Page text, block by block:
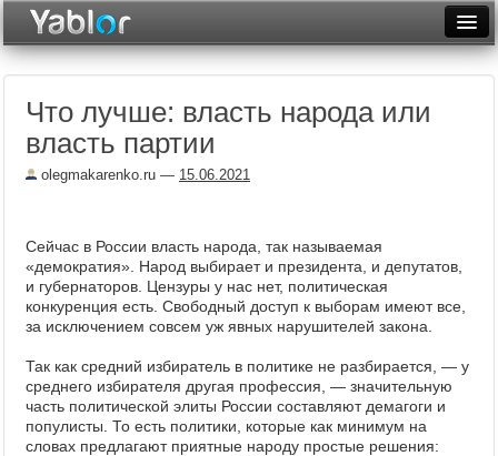
Неделя
Архив
Фототоп
Видеотоп
Что лучше: власть народа или
власть партии
olegmakarenko.ru — 15.06.2021
Сейчас в России власть народа, так называемая
«демократия». Народ выбирает и президента, и депутатов,
и губернаторов. Цензуры у нас нет, политическая
конкуренция есть. Свободный доступ к выборам имеют все,
за исключением совсем уж явных нарушителей закона.
Так как средний избиратель в политике не разбирается, — у
среднего избирателя другая профессия, — значительную
часть политической элиты России составляют демагоги и
популисты. То есть политики, которые как минимум на
словах предлагают приятные народу простые решения: